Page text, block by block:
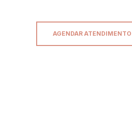
AGENDAR ATENDIMENTO